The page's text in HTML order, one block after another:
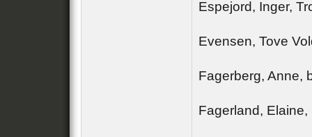
Espejord, Inger,
Evensen, Tove
Fagerberg, Anne,
Fagerland,